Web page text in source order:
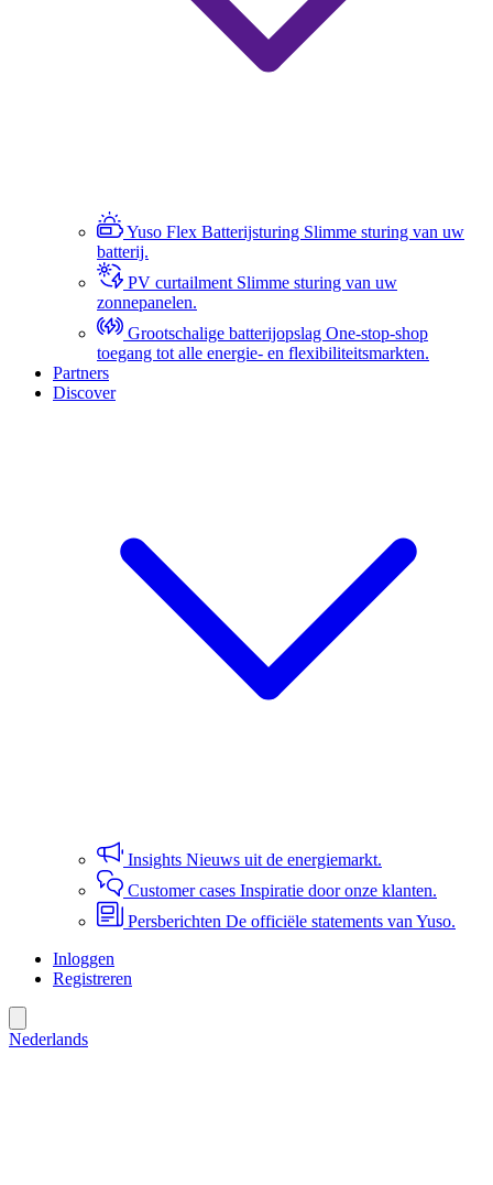
Yuso Flex Batterijsturing Slimme sturing van uw
batterij.
PV curtailment Slimme sturing van uw
zonnepanelen.
Grootschalige batterijopslag One-stop-shop
toegang tot alle energie- en flexibiliteitsmarkten.
Partners
Discover
Insights Nieuws uit de energiemarkt.
Customer cases Inspiratie door onze klanten.
Persberichten De officiële statements van Yuso.
Inloggen
Registreren
Nederlands